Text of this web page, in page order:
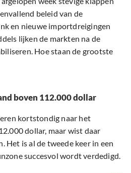
beleid van de
en nieuwe importdreigingen
lijken de markten na de
Hoe staan de grootste
boven 112.000 dollar
kortstondig naar het
dollar, maar wist daar
Het is al de tweede keer in een
succesvol wordt verdedigd.